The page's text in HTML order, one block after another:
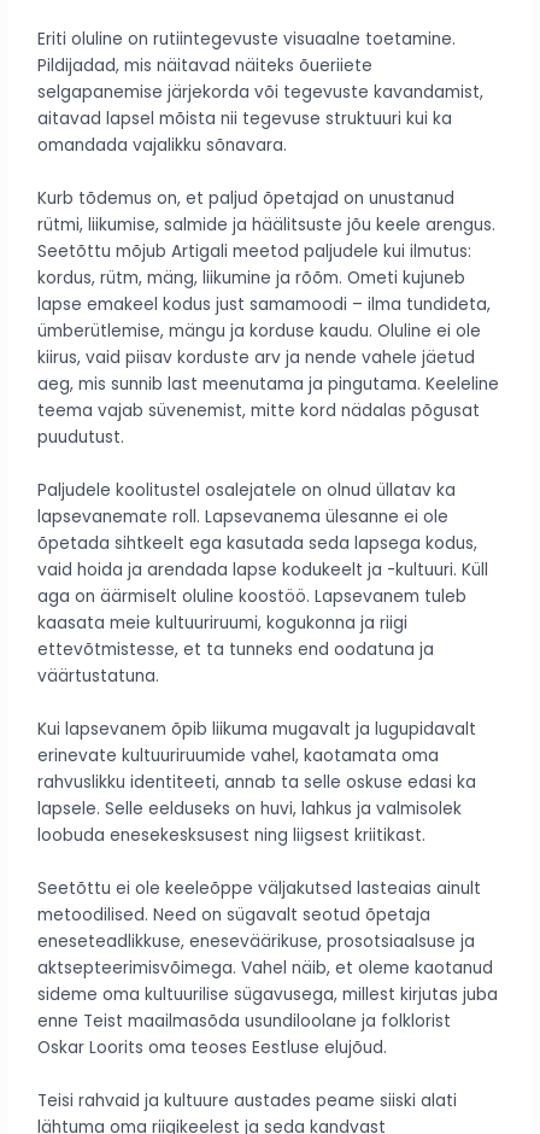
Eriti oluline on rutiintegevuste visuaalne toetamine.
Pildijadad, mis näitavad näiteks õueriiete
selgapanemise järjekorda või tegevuste kavandamist,
aitavad lapsel mõista nii tegevuse struktuuri kui ka
omandada vajalikku sõnavara.
Kurb tõdemus on, et paljud õpetajad on unustanud
rütmi, liikumise, salmide ja häälitsuste jõu keele arengus.
Seetõttu mõjub Artigali meetod paljudele kui ilmutus:
kordus, rütm, mäng, liikumine ja rõõm. Ometi kujuneb
lapse emakeel kodus just samamoodi – ilma tundideta,
ümberütlemise, mängu ja korduse kaudu. Oluline ei ole
kiirus, vaid piisav korduste arv ja nende vahele jäetud
aeg, mis sunnib last meenutama ja pingutama. Keeleline
teema vajab süvenemist, mitte kord nädalas põgusat
puudutust.
Paljudele koolitustel osalejatele on olnud üllatav ka
lapsevanemate roll. Lapsevanema ülesanne ei ole
õpetada sihtkeelt ega kasutada seda lapsega kodus,
vaid hoida ja arendada lapse kodukeelt ja -kultuuri. Küll
aga on äärmiselt oluline koostöö. Lapsevanem tuleb
kaasata meie kultuuriruumi, kogukonna ja riigi
ettevõtmistesse, et ta tunneks end oodatuna ja
väärtustatuna.
Kui lapsevanem õpib liikuma mugavalt ja lugupidavalt
erinevate kultuuriruumide vahel, kaotamata oma
rahvuslikku identiteeti, annab ta selle oskuse edasi ka
lapsele. Selle eelduseks on huvi, lahkus ja valmisolek
loobuda enesekesksusest ning liigsest kriitikast.
Seetõttu ei ole keeleõppe väljakutsed lasteaias ainult
metoodilised. Need on sügavalt seotud õpetaja
eneseteadlikkuse, eneseväärikuse, prosotsiaalsuse ja
aktsepteerimisvõimega. Vahel näib, et oleme kaotanud
sideme oma kultuurilise sügavusega, millest kirjutas juba
enne Teist maailmasõda usundiloolane ja folklorist
Oskar Loorits oma teoses Eestluse elujõud.
Teisi rahvaid ja kultuure austades peame siiski alati
lähtuma oma riigikeelest ja seda kandvast